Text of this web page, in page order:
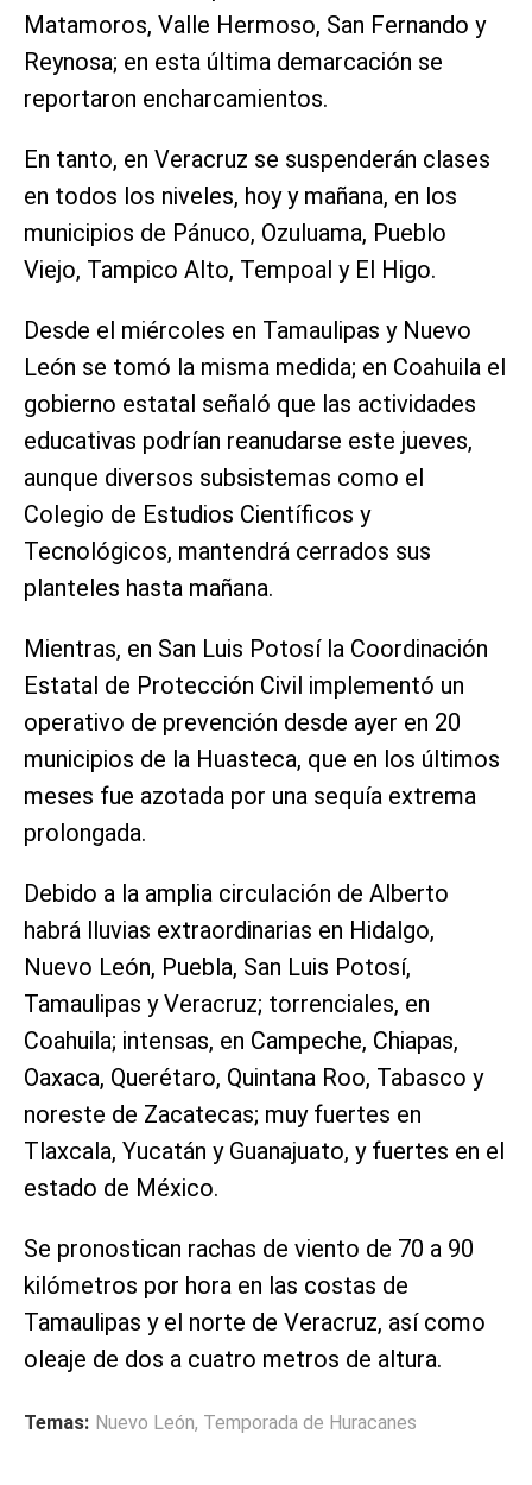
Matamoros, Valle Hermoso, San Fernando y
Reynosa; en esta última demarcación se
reportaron encharcamientos.
En tanto, en Veracruz se suspenderán clases
en todos los niveles, hoy y mañana, en los
municipios de Pánuco, Ozuluama, Pueblo
Viejo, Tampico Alto, Tempoal y El Higo.
Desde el miércoles en Tamaulipas y Nuevo
León se tomó la misma medida; en Coahuila el
gobierno estatal señaló que las actividades
educativas podrían reanudarse este jueves,
aunque diversos subsistemas como el
Colegio de Estudios Científicos y
Tecnológicos, mantendrá cerrados sus
planteles hasta mañana.
Mientras, en San Luis Potosí la Coordinación
Estatal de Protección Civil implementó un
operativo de prevención desde ayer en 20
municipios de la Huasteca, que en los últimos
meses fue azotada por una sequía extrema
prolongada.
Debido a la amplia circulación de Alberto
habrá lluvias extraordinarias en Hidalgo,
Nuevo León, Puebla, San Luis Potosí,
Tamaulipas y Veracruz; torrenciales, en
Coahuila; intensas, en Campeche, Chiapas,
Oaxaca, Querétaro, Quintana Roo, Tabasco y
noreste de Zacatecas; muy fuertes en
Tlaxcala, Yucatán y Guanajuato, y fuertes en el
estado de México.
Se pronostican rachas de viento de 70 a 90
kilómetros por hora en las costas de
Tamaulipas y el norte de Veracruz, así como
oleaje de dos a cuatro metros de altura.
Temas: Nuevo León, Temporada de Huracanes